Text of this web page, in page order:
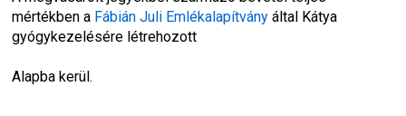
mértékben a Fábián Juli Emlékalapítvány által Kátya
gyógykezelésére létrehozott
Alapba kerül.